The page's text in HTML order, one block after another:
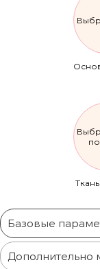
Базовые
Дополнительно